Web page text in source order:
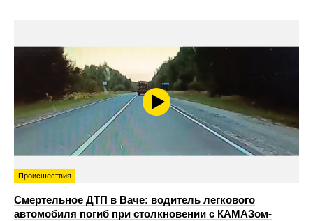
Происшествия
Смертельное ДТП в Ваче: водитель легкового
автомобиля погиб при столкновении с КАМАЗом-